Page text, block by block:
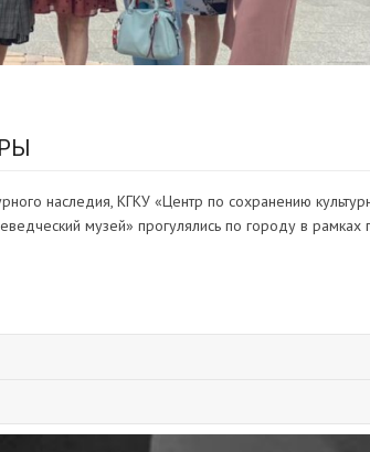
наследия, КГКУ «Центр по сохранению
музей» прогулялись по городу в рамках